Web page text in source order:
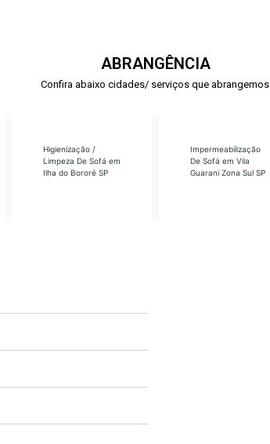
ABRANGÊNCIA
Confira abaixo cidades/ serviços que abrangemos
Higienização /
Limpeza De Sofá em
Ilha do Bororé SP
Impermeabilização
De Sofá em Vila
Guarani Zona Sul SP